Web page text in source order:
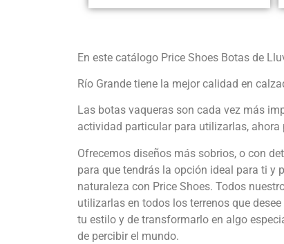
En este catálogo Price Shoes Botas de
Río Grande tiene la mejor calidad en
Las botas vaqueras son cada vez más
actividad particular para utilizarlas,
Ofrecemos diseños más sobrios, o con
para que tendrás la opción ideal para ti y
naturaleza con Price Shoes. Todos
utilizarlas en todos los terrenos que
tu estilo y de transformarlo en algo
de percibir el mundo.